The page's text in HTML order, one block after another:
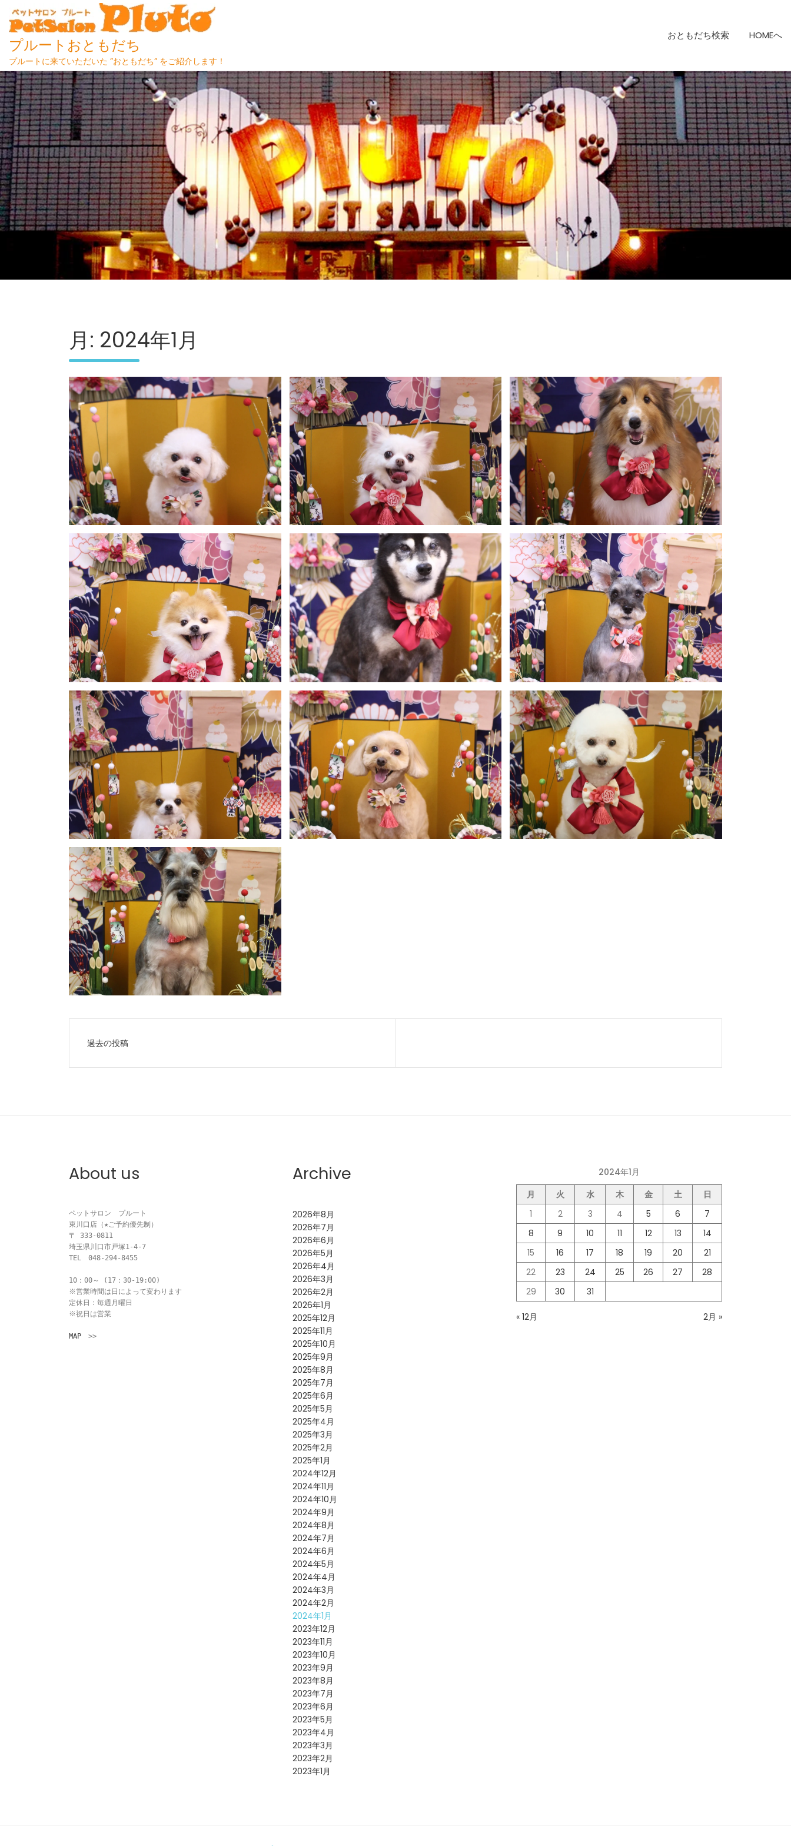
Skip
to
content
プルートおともだち
プルートに来ていただいた ”おともだち” をご紹介します！
おともだち検索 HOMEへ
月: 2024年1月
シ
ョ
ン
過去の投稿
About us
ペットサロン　プルート
東川口店（★ご予約優先制）
〒 333-0811
埼玉県川口市戸塚1-4-7
TEL　048-294-8455
10：00～ (17：30-19:00)
※営業時間は日によって変わります
定休日：毎週月曜日
※祝日は営業
MAP >>
Archive
2026年8月
2026年7月
2026年6月
2026年5月
2026年4月
2026年3月
2026年2月
2026年1月
2025年12月
2025年11月
2025年10月
2025年9月
2025年8月
2025年7月
2025年6月
2025年5月
2025年4月
2025年3月
2025年2月
2025年1月
2024年12月
2024年11月
2024年10月
2024年9月
2024年8月
2024年7月
2024年6月
2024年5月
2024年4月
2024年3月
2024年2月
2024年1月
2023年12月
2023年11月
2023年10月
2023年9月
2023年8月
2023年7月
2023年6月
2023年5月
2023年4月
2023年3月
2023年2月
2023年1月
2024年1月
月
火 水 木 金 土
日
1
2 3 4 5 6
7
8
9 10 11 12 13
14
15
16 17 18 19 20
21
22
23 24 25 26 27
28
29
30 31
« 12月 2月 »